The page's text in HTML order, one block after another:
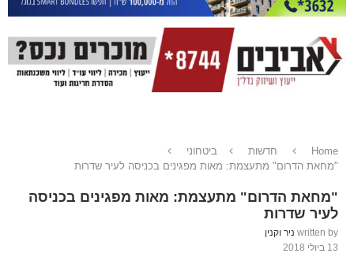
Home חדשות
ביטחוני
"מחאת הדרום" מתעצמת: מאות מפגינים בכניסה לעיר שדרות
"מחאת הדרום" מתעצמת: מאות מפגינים בכניסה
לעיר שדרות
written by ניר וקנין
13 ביולי 2018